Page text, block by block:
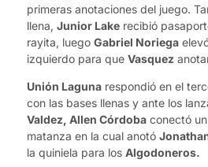
primeras anotaciones del juego.
llena, Junior Lake recibió
rayita, luego Gabriel Noriega
izquierdo para que Vasquez
Unión Laguna respondió en el
con las bases llenas y ante los
Valdez, Allen Córdoba conectó
matanza en la cual anotó
la quiniela para los Algodoneros.